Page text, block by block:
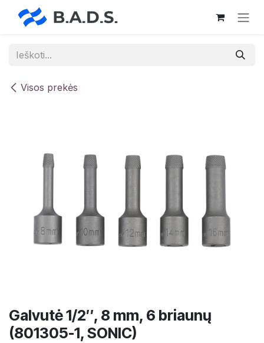
Skip to Content
Visos prekės
Galvutė 1/2″, 8 mm, 6 briaunų
(801305-1, SONIC)